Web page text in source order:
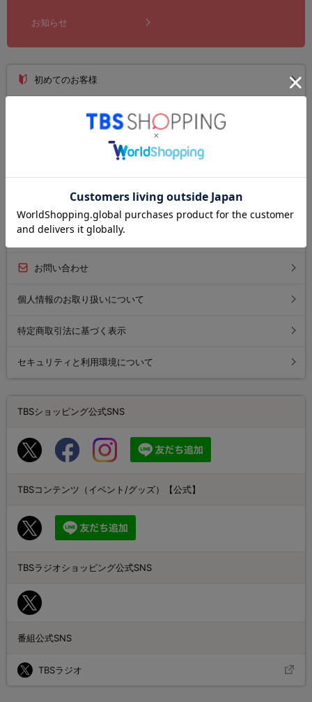
お知らせ
初めてのお客様
ご利用ガイド
よくあるご質問
お問い合わせ
個人情報のお取り扱いについて
特定商取引法に基づく表示
セキュリティと利用環境について
TBSショッピング公式SNS
TBSコンテンツ（イベント/グッズ）【公式】
TBSラジオショッピング公式SNS
番組公式SNS
TBSラジオ